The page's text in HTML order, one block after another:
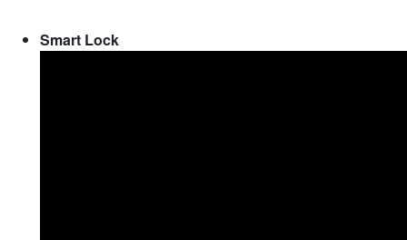
Smart Lock